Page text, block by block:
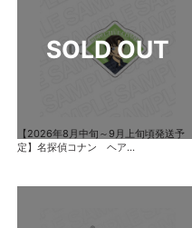
【2026年8月中旬～9月上旬頃発送予
定】名探偵コナン ヘア...